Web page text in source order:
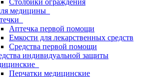
Столбики ограждения
медицины
Аптечка первой помощи
Емкости для лекарственных средств
Средства первой помощи
индивидуальной защиты
Перчатки медицинские